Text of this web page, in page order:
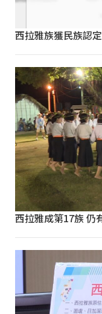
西拉雅族獲民族認
西拉雅成第17族 仍